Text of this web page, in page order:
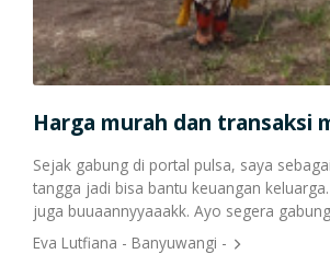
Cetak Struk Token &
Transaksi Via API
Harga murah dan transaksi
Sejak gabung di portal pulsa, saya
tangga jadi bisa bantu keuangan
juga buuaannyyaaakk. Ayo segera
Eva Lutfiana - Banyuwangi -